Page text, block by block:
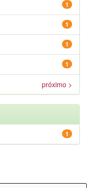
1
1
1
1
próximo >
1